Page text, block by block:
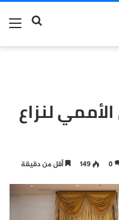
بحث
لنزاع
0
149 أقل من دقيقة